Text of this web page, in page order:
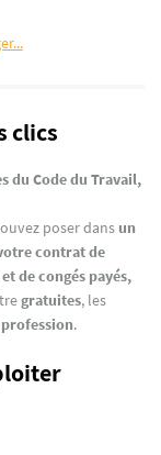
clics
du Code du Travail,
poser dans un
contrat de
de congés payés,
gratuites, les
.